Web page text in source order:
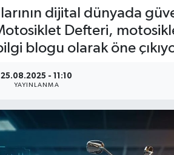
dijital dünyada
Defteri,
blogu olarak öne
25.08.2025 - 11:10
YAYINLANMA